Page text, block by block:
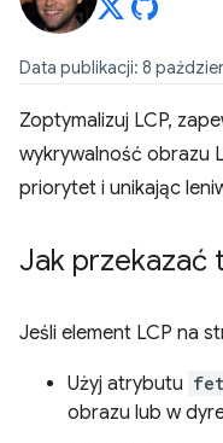
Data publikacji: 8
Zoptymalizuj LCP,
wykrywalność obrazu
priorytet i unikając
Jak przekazać
Jeśli element LCP na
Użyj atrybutu
obrazu lub w